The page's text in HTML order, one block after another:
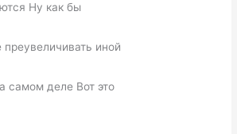
Ну как бы
иной
самом деле Вот это